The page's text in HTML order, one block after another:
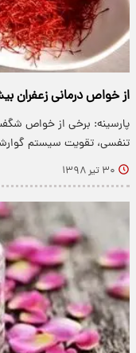
از خواص درمانی زعفران
پارسینه: برخی از خواص
تنفسی، تقویت سیستم
۳۰ تیر ۱۳۹۸